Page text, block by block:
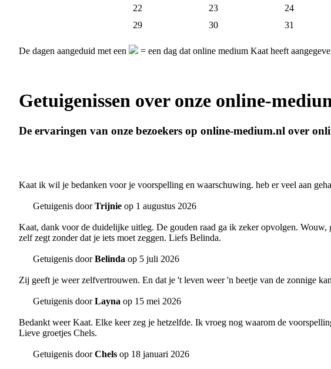
22
23 24
29
30 31
De dagen aangeduid met een = een dag dat online medium Kaat heeft
Getuigenissen over onze online-
De ervaringen van onze bezoekers op online-medium.nl over
Kaat ik wil je bedanken voor je voorspelling en waarschuwing. heb er veel aan
Getuigenis doorTrijnie op 1 augustus 2026
Kaat, dank voor de duidelijke uitleg. De gouden raad ga ik zeker opvolgen.
zelf zegt zonder dat je iets moet zeggen. Liefs Belinda.
Getuigenis doorBelinda op 5 juli 2026
Zij geeft je weer zelfvertrouwen. En dat je 't leven weer 'n beetje van de zonnige
Getuigenis doorLayna op 15 mei 2026
Bedankt weer Kaat. Elke keer zeg je hetzelfde. Ik vroeg nog waarom de
Lieve groetjes Chels.
Getuigenis doorChels op 18 januari 2026